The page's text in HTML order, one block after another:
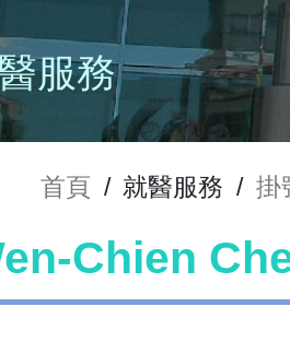
服務
首頁 / 就醫服務 / 掛
Chien